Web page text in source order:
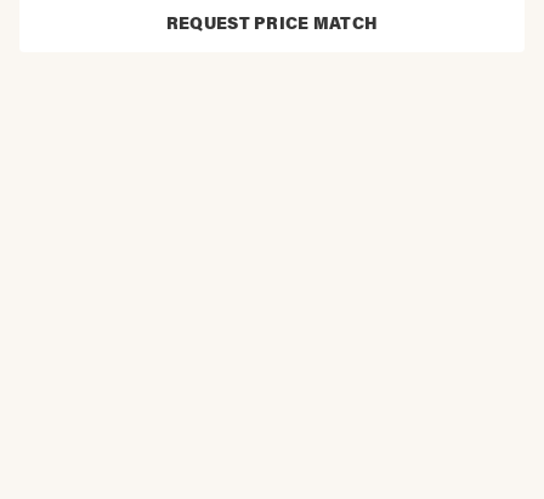
REQUEST PRICE MATCH